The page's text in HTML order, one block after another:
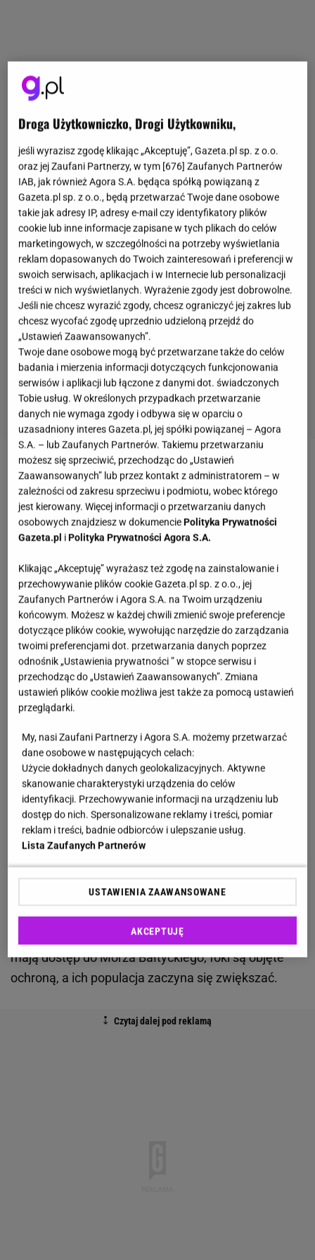
Zobacz wideoŻółta woda w Bałtyku. To efekt
pylenia sosen
Jakie jest największe zwierzę w Morzu Bałtyckim?
W wodach Bałtyku na stałe mieszkają cztery gatunki
ssaków. Są to:
foka szara
foka obrączkowana
foka pospolita
morświn
Jakie jest największe zwierzę w Morzu Bałtyckim
spośród wymienionych gatunków? Jeśli chodzi o
Bałtyk, to rekordzistką jestfoka szara.
Zamieszkiwała ona wody Morza Bałtyckiego od
początku jego istnienia. Na przestrzeni lat
urządzano liczne polowania na foki, co doprowadziło
do drastycznego spadku ich populacji. Szacuje się,
że w latach 70. XX w. w Bałtyku żyło ok. 3000
osobników. Obecnie we wszystkich krajach, które
mają dostęp do Morza Bałtyckiego, foki są objęte
ochroną, a ich populacja zaczyna się zwiększać.
Droga Użytkowniczko, Drogi Użytkowniku,
jeśli wyrazisz zgodę klikając „Akceptuję”, Gazeta.pl sp. z o.o.
oraz jej Zaufani Partnerzy, w tym [676] Zaufanych Partnerów
IAB, jak również Agora S.A. będąca spółką powiązaną z
Gazeta.pl sp. z o.o., będą przetwarzać Twoje dane osobowe
takie jak adresy IP, adresy e-mail czy identyfikatory plików
cookie lub inne informacje zapisane w tych plikach do celów
marketingowych, w szczególności na potrzeby wyświetlania
reklam dopasowanych do Twoich zainteresowań i preferencji w
swoich serwisach, aplikacjach i w Internecie lub personalizacji
treści w nich wyświetlanych. Wyrażenie zgody jest dobrowolne.
Jeśli nie chcesz wyrazić zgody, chcesz ograniczyć jej zakres lub
chcesz wycofać zgodę uprzednio udzieloną przejdź do
„Ustawień Zaawansowanych”.
Twoje dane osobowe mogą być przetwarzane także do celów
badania i mierzenia informacji dotyczących funkcjonowania
serwisów i aplikacji lub łączone z danymi dot. świadczonych
Tobie usług. W określonych przypadkach przetwarzanie
danych nie wymaga zgody i odbywa się w oparciu o
uzasadniony interes Gazeta.pl, jej spółki powiązanej – Agora
S.A. – lub Zaufanych Partnerów. Takiemu przetwarzaniu
możesz się sprzeciwić, przechodząc do „Ustawień
Zaawansowanych” lub przez kontakt z administratorem – w
zależności od zakresu sprzeciwu i podmiotu, wobec którego
jest kierowany. Więcej informacji o przetwarzaniu danych
osobowych znajdziesz w dokumenciePolityka Prywatności
Gazeta.pl iPolityka Prywatności Agora S.A.
Klikając „Akceptuję” wyrażasz też zgodę na zainstalowanie i
przechowywanie plików cookie Gazeta.pl sp. z o.o., jej
Zaufanych Partnerów i Agora S.A. na Twoim urządzeniu
końcowym. Możesz w każdej chwili zmienić swoje preferencje
dotyczące plików cookie, wywołując narzędzie do zarządzania
twoimi preferencjami dot. przetwarzania danych poprzez
odnośnik „Ustawienia prywatności ” w stopce serwisu i
przechodząc do „Ustawień Zaawansowanych”. Zmiana
ustawień plików cookie możliwa jest także za pomocą ustawień
przeglądarki.
My, nasi Zaufani Partnerzy i Agora S.A. możemy przetwarzać
dane osobowe w następujących celach:
Użycie dokładnych danych geolokalizacyjnych. Aktywne
skanowanie charakterystyki urządzenia do celów
identyfikacji. Przechowywanie informacji na urządzeniu lub
dostęp do nich. Spersonalizowane reklamy i treści, pomiar
reklam i treści, badnie odbiorców i ulepszanie usług.
Lista Zaufanych Partnerów
USTAWIENIA ZAAWANSOWANE
AKCEPTUJĘ